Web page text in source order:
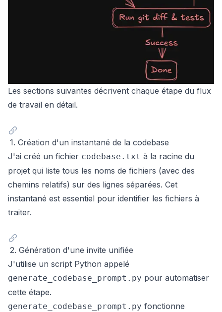
Les sections suivantes décrivent chaque étape du flux
de travail en détail.
1. Création d'un instantané de la codebase
J'ai créé un fichier codebase.txt à la racine du
projet qui liste tous les noms de fichiers (avec des
chemins relatifs) sur des lignes séparées. Cet
instantané est essentiel pour identifier les fichiers à
traiter.
2. Génération d'une invite unifiée
J'utilise un script Python appelé
generate_codebase_prompt.py pour automatiser
cette étape.
generate_codebase_prompt.py fonctionne